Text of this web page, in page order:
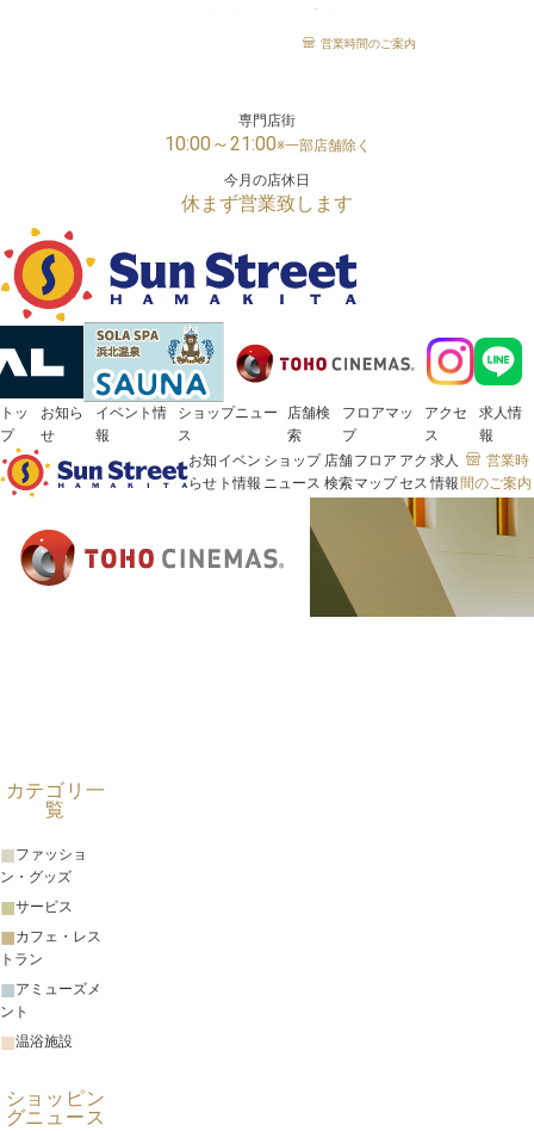
営業時間のご案内
専門店街
10:00～21:00※一部店舗除く
今月の店休日
休まず営業致します
トッ
プ
お知ら
せ
イベント情
報
ショップニュー
ス
店舗検
索
フロアマッ
プ
アクセ
ス
求人情
報
お知
らせ
イベン
ト情報
ショップ
ニュース
店舗
検索
フロア
マップ
アク
セス
求人
情報
営業時
間のご案内
カテゴリ一
覧
ファッショ
ン・グッズ
サービス
カフェ・レス
トラン
アミューズメ
ント
温浴施設
ショッピン
グニュース